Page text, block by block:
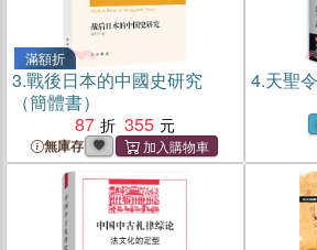
滿額折
3.戰後日本的中國史研究
（簡體書）
87
355
無庫存
4.天聖